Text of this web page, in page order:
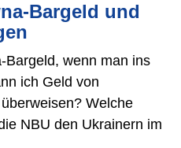
Bargeld und
Bargeld, wenn man ins
ich Geld von
Welche
NBU den Ukrainern im